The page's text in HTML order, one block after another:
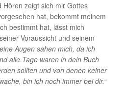
Hören zeigt sich mir Gottes
hat, bekommt meinem
bestimmt hat, lässt mich
Voraussicht und seinem
Augen sahen mich, da ich
alle Tage waren in dein Buch
sollten und von denen keiner
bin ich noch immer bei dir.“